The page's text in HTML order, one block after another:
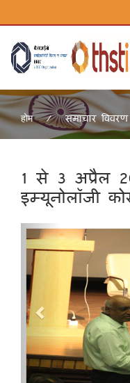
होम समाचार विवरण
1 से 3 अप्रैल
इम्यूनोलॉजी
Previous